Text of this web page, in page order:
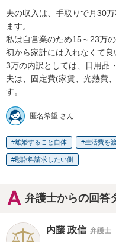
夫の収入は、手取りで月30
ます。
私は自営業のため15～23万
初から家計には入れなくて良
3万の内訳としては、日用品
夫は、固定費(家賃、光熱費
す。
匿名希望 さん
離婚すること自体 生活費を
慰謝料請求したい側
弁護士からの回答
内藤 政信 弁護士